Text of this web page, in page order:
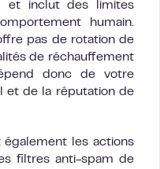
et inclut des limites
humain.
pas de rotation de
de réchauffement
donc de votre
et de la réputation de
les actions
filtres anti-spam de